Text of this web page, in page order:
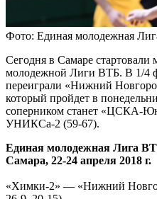
Фото: Единая молодежная
Сегодня в Самаре
молодежной Лиги ВТБ. В 1/4
переиграли «Нижний
который пройдет в
соперником станет «ЦСКА-
УНИКСа-2 (59-67).
Единая молодежная Лига
Самара, 22-24 апреля 2018 г.
«Химки-2» — «Нижний